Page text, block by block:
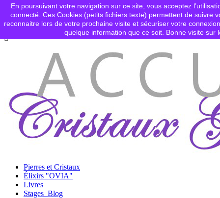
Contactez-nous
Connexion
shopping_cart Panier (0)

Pierres et Cristaux
Élixirs "OVIA"
Livres
Stages_Blog
En poursuivant votre navigation sur ce site, vous acceptez
connecté. Ces Cookies (petits fichiers texte) permettent de suivre
reconnaitre lors de votre prochaine visite et sécuriser votre
quelque information que ce soit. Bonne visite sur